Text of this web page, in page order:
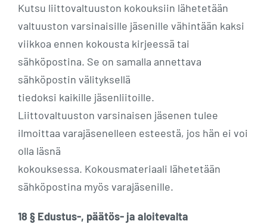
Kutsu liittovaltuuston kokouksiin lähetetään
valtuuston varsinaisille jäsenille vähintään kaksi
viikkoa ennen kokousta kirjeessä tai
sähköpostina. Se on samalla annettava
sähköpostin välityksellä
tiedoksi kaikille jäsenliitoille.
Liittovaltuuston varsinaisen jäsenen tulee
ilmoittaa varajäsenelleen esteestä, jos hän ei voi
olla läsnä
kokouksessa. Kokousmateriaali lähetetään
sähköpostina myös varajäsenille.
18 § Edustus-, päätös- ja aloitevalta